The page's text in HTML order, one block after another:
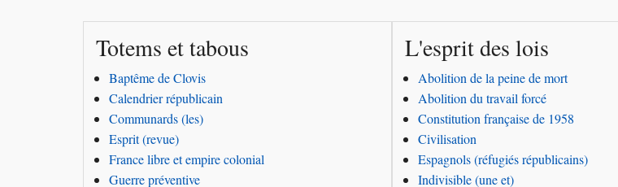
Totems et tabous
Baptême de Clovis
Calendrier républicain
Communards (les)
Esprit (revue)
France libre et empire colonial
Guerre préventive
L'esprit des lois
Abolition de la peine de mort
Abolition du travail forcé
Constitution française de 1958
Civilisation
Espagnols (réfugiés républicains)
Indivisible (une et)